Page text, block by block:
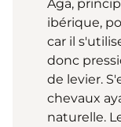
Aga,
ibérique,
car il
donc
de levier.
chevaux
naturelle.